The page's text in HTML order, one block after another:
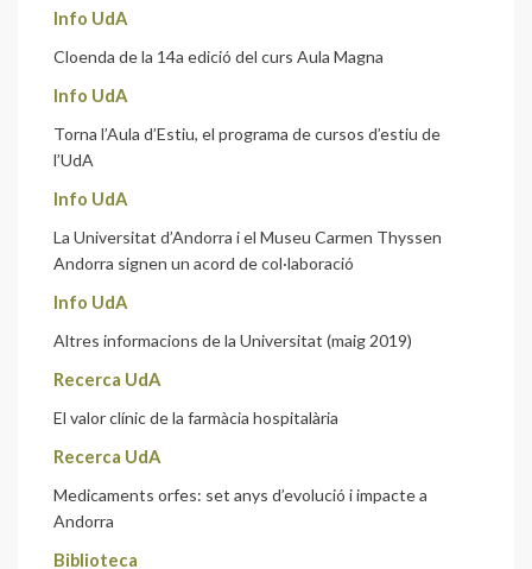
Info UdA
Cloenda de la 14a edició del curs Aula Magna
Info UdA
Torna l’Aula d’Estiu, el programa de cursos d’estiu de
l’UdA
Info UdA
La Universitat d’Andorra i el Museu Carmen Thyssen
Andorra signen un acord de col·laboració
Info UdA
Altres informacions de la Universitat (maig 2019)
Recerca UdA
El valor clínic de la farmàcia hospitalària
Recerca UdA
Medicaments orfes: set anys d’evolució i impacte a
Andorra
Biblioteca